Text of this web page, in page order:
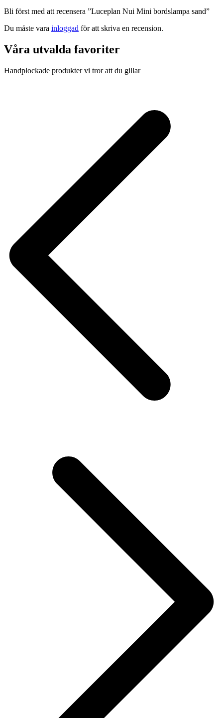
Bli först med att recensera ”Luceplan Nui Mini bordslampa sand”
Du måste vara inloggad för att skriva en recension.
Våra utvalda favoriter
Handplockade produkter vi tror att du gillar